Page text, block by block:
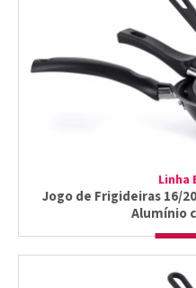
Linha
Jogo de Frigideiras 16/
Alumínio